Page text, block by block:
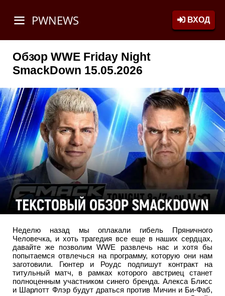
PWNEWS ВХОД
Обзор WWE Friday Night
SmackDown 15.05.2026
Неделю назад мы оплакали гибель Пряничного
Человечка, и хоть трагедия все еще в наших сердцах,
давайте же позволим WWE развлечь нас и хотя бы
попытаемся отвлечься на программу, которую они нам
заготовили. Гюнтер и Роудс подпишут контракт на
титульный матч, в рамках которого австриец станет
полноценным участником синего бренда. Алекса Блисс
и Шарлотт Флэр будут драться против Мичин и Би-Фаб,